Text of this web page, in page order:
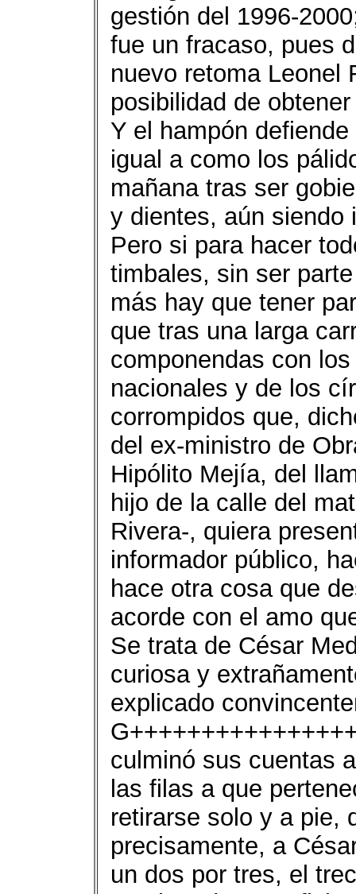
gestión del 1996-
fue un fracaso, pues
nuevo retoma Leonel
posibilidad de
Y el hampón
igual a como los
mañana tras ser
y dientes, aún siendo
Pero si para hacer
timbales, sin ser
más hay que tener
que tras una larga
componendas con
nacionales y de los
corrompidos que,
del ex-ministro de
Hipólito Mejía, del
hijo de la calle del
Rivera-, quiera
informador público,
hace otra cosa que
acorde con el amo
Se trata de César
curiosa y
explicado
culminó sus cuentas
las filas a que
retirarse solo y a pie,
precisamente, a
un dos por tres, el